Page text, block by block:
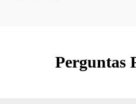
Perguntas